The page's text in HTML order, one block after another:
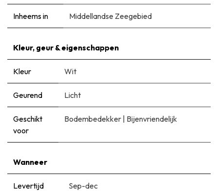
Inheems in Middellandse Zeegebied
Kleur, geur & eigenschappen
Kleur Wit
Geurend Licht
Geschikt
voor
Bodembedekker | Bijenvriendelijk
Wanneer
Levertijd Sep-dec